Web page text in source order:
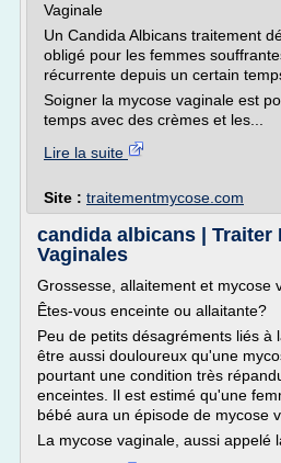
Vaginale
Un Candida Albicans traitement
obligé pour les femmes
récurrente depuis un certain
Soigner la mycose vaginale est
temps avec des crèmes et les...
Lire la suite
Site : traitementmycose.com
candida albicans | Traiter
Vaginales
Grossesse, allaitement et mycose
Êtes-vous enceinte ou allaitante?
Peu de petits désagréments liés à
être aussi douloureux qu'une
pourtant une condition très
enceintes. Il est estimé qu'une
bébé aura un épisode de mycose
La mycose vaginale, aussi appelé